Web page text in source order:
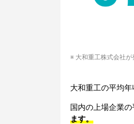
※ 大和重工株式会社が
大和重工の平均年
国内の上場企業
ます。